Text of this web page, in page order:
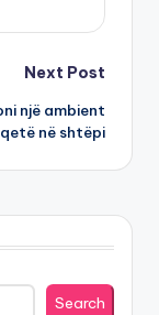
Next Post
një ambient
në shtëpi
Search